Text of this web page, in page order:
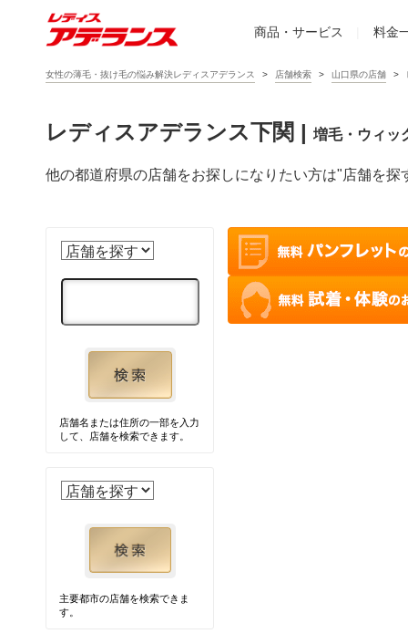
商品・サービス 料
女性の薄毛・抜け毛の悩み解決レディスアデランス 店舗検索 山口県の店舗
レディスアデランス下関 | 増毛・ウィッ
他の都道府県の店舗をお探しになりたい方は"店舗を
店舗名または住所の一部を入力
して、店舗を検索できます。
主要都市の店舗を検索できま
す。